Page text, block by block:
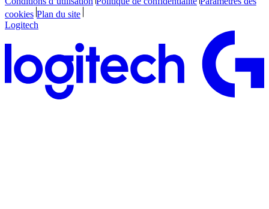
cookies Plan du site
Logitech